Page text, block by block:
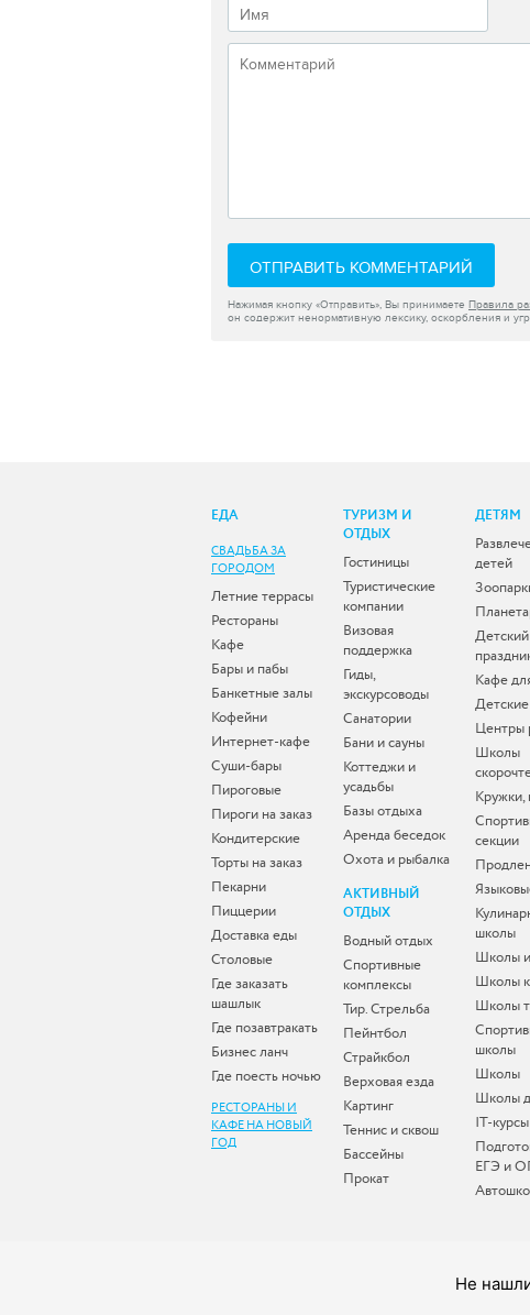
ОТПРАВИТЬ КОММЕНТАРИЙ
Нажимая кнопку «Отправить», Вы принимаете Правила
он содержит ненормативную лексику, оскорбления и
ЕДА
СВАДЬБА ЗА
ГОРОДОМ
Летние террасы
Рестораны
Кафе
Бары и пабы
Банкетные залы
Кофейни
Интернет-кафе
Суши-бары
Пироговые
Пироги на заказ
Кондитерские
Торты на заказ
Пекарни
Пиццерии
Доставка еды
Столовые
Где заказать
шашлык
Где позавтракать
Бизнес ланч
Где поесть ночью
РЕСТОРАНЫ И
КАФЕ НА НОВЫЙ
ГОД
ТУРИЗМ И
ОТДЫХ
Гостиницы
Туристические
компании
Визовая
поддержка
Гиды,
экскурсоводы
Санатории
Бани и сауны
Коттеджи и
усадьбы
Базы отдыха
Аренда беседок
Охота и рыбалка
АКТИВНЫЙ
ОТДЫХ
Водный отдых
Спортивные
комплексы
Тир. Стрельба
Пейнтбол
Страйкбол
Верховая езда
Картинг
Теннис и сквош
Бассейны
Прокат
ДЕТЯМ
детей
Детский
Кафе
Центры
Школы
Кружки,
секции
школы
Школы
Школы
Школы
школы
Школы
Школы
IT-курсы
ЕГЭ и
Не